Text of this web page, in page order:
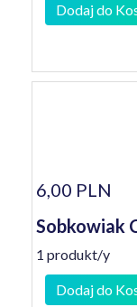
Dodaj do
6,00 PLN
Sobkowiak
1 produkt/y
Dodaj do